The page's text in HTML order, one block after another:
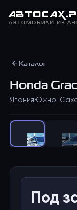
АВТОСАХ
АВТОМОБИЛИ ИЗ
Каталог
Honda
Япония Южно-
Под